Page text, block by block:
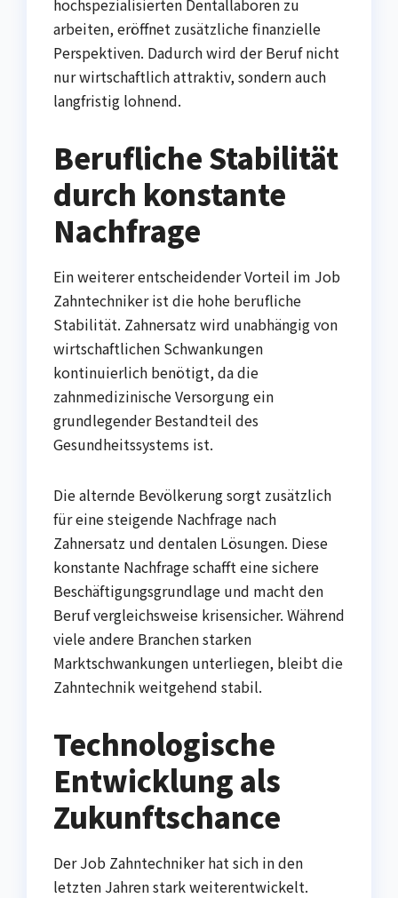
hochspezialisierten Dentallaboren zu
arbeiten, eröffnet zusätzliche finanzielle
Perspektiven. Dadurch wird der Beruf nicht
nur wirtschaftlich attraktiv, sondern auch
langfristig lohnend.
Berufliche Stabilität
durch konstante
Nachfrage
Ein weiterer entscheidender Vorteil im Job
Zahntechniker ist die hohe berufliche
Stabilität. Zahnersatz wird unabhängig von
wirtschaftlichen Schwankungen
kontinuierlich benötigt, da die
zahnmedizinische Versorgung ein
grundlegender Bestandteil des
Gesundheitssystems ist.
Die alternde Bevölkerung sorgt zusätzlich
für eine steigende Nachfrage nach
Zahnersatz und dentalen Lösungen. Diese
konstante Nachfrage schafft eine sichere
Beschäftigungsgrundlage und macht den
Beruf vergleichsweise krisensicher. Während
viele andere Branchen starken
Marktschwankungen unterliegen, bleibt die
Zahntechnik weitgehend stabil.
Technologische
Entwicklung als
Zukunftschance
Der Job Zahntechniker hat sich in den
letzten Jahren stark weiterentwickelt.